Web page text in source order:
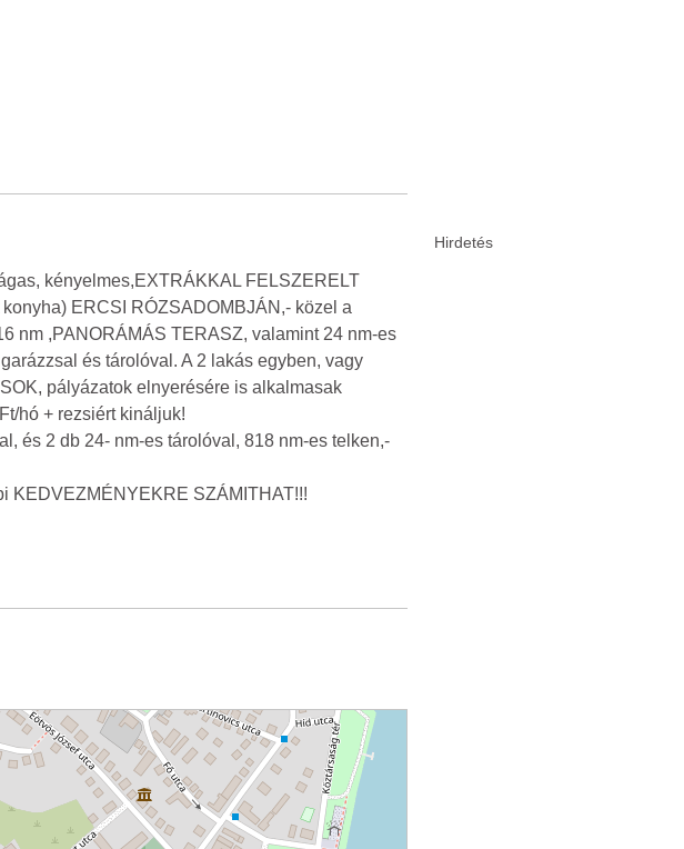
kényelmes,EXTRÁKKAL FELSZERELT
ERCSI RÓZSADOMBJÁN,- közel a
nm ,PANORÁMÁS TERASZ, valamint 24 nm-es
és tárolóval. A 2 lakás egyben, vagy
pályázatok elnyerésére is alkalmasak
hó + rezsiért kináljuk!
és 2 db 24- nm-es tárolóval, 818 nm-es telken,-
KEDVEZMÉNYEKRE SZÁMITHAT!!!